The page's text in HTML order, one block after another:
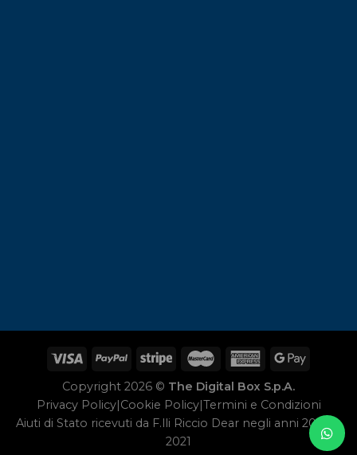
Copyright 2026 © The Digital Box S.p.A.
Privacy Policy|Cookie Policy|Termini e Condizioni
Aiuti di Stato ricevuti da F.lli Riccio Dear negli anni 2020 e
2021